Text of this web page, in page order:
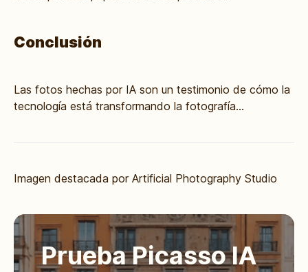
Conclusión
Las fotos hechas por IA son un testimonio de cómo la
tecnología está transformando la fotografía...
Imagen destacada por Artificial Photography Studio
Prueba Picasso IA